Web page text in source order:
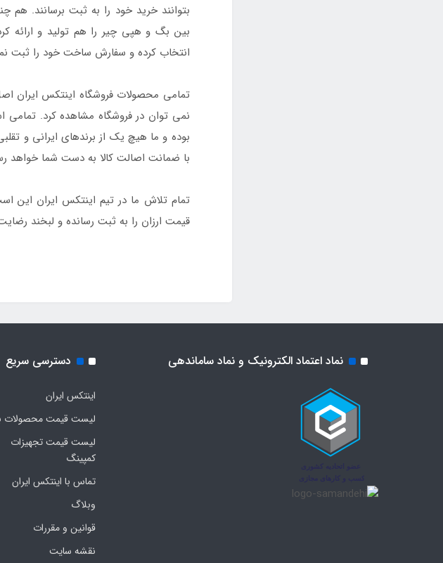
بتوانند خرید خود را به ثبت برسانند.
بین بگ و هپی چیر را هم تولید و ارائه
انتخاب کرده و سفارش ساخت خود را ثبت
تمامی محصولات فروشگاه اینتکس ایران
نمی توان در فروشگاه مشاهده کرد.
بوده و ما هیچ یک از برندهای ایرانی و
با ضمانت اصالت کالا به دست شما خواهد
تمام تلاش ما در تیم اینتکس ایران این
قیمت ارزان را به ثبت رسانده و لبخند
نماد اعتماد الکترونیک و نماد ساماندهی دسترسی سریع
اینتکس ایران
لیست قیمت محصولات
لیست قیمت تجهیزات
کمپینگ
تماس با اینتکس ایران
وبلاگ
قوانین و مقررات
نقشه سایت